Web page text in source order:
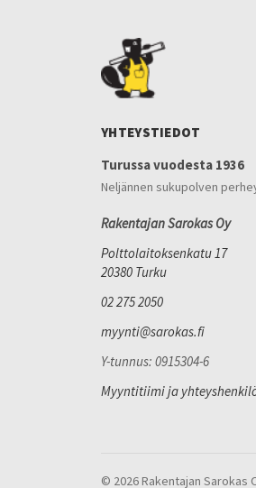
YHTEYSTIEDOT
Turussa vuodesta 1936
Neljännen sukupolven
Rakentajan Sarokas Oy
Polttolaitoksenkatu 17
20380 Turku
02 275 2050
myynti@sarokas.fi
Y-tunnus: 0915304-6
Myyntitiimi ja
© 2026 Rakentajan Sarokas